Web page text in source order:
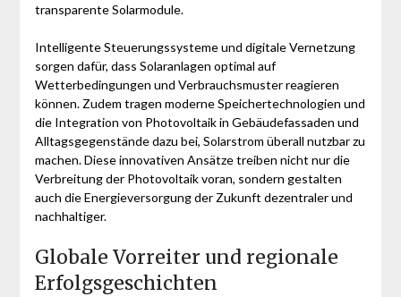
transparente Solarmodule.
Intelligente Steuerungssysteme und digitale Vernetzung
sorgen dafür, dass Solaranlagen optimal auf
Wetterbedingungen und Verbrauchsmuster reagieren
können. Zudem tragen moderne Speichertechnologien und
die Integration von Photovoltaik in Gebäudefassaden und
Alltagsgegenstände dazu bei, Solarstrom überall nutzbar zu
machen. Diese innovativen Ansätze treiben nicht nur die
Verbreitung der Photovoltaik voran, sondern gestalten
auch die Energieversorgung der Zukunft dezentraler und
nachhaltiger.
Globale Vorreiter und regionale
Erfolgsgeschichten